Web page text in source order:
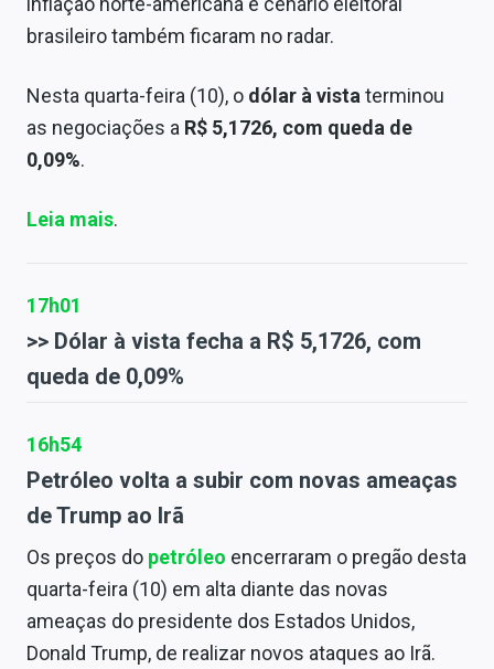
brasileiro também ficaram no radar.
Nesta quarta-feira (10), o dólar à vistaterminou
as negociações a R$ 5,1726, com queda de
0,09%.
Leia mais.
17h01
>> Dólar à vista fecha a R$ 5,1726, com
queda de 0,09%
16h54
Petróleo volta a subir com novas ameaças
de Trump ao Irã
Os preços do petróleo encerraram o pregão desta
quarta-feira (10) em alta diante das novas
ameaças do presidente dos Estados Unidos,
Donald Trump, de realizar novos ataques ao Irã.